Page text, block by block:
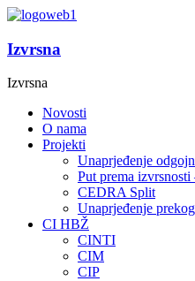
Izvrsna
Izvrsna
Novosti
O nama
Projekti
Unaprjeđenje
Put prema
CEDRA Split
Unaprjeđenje
CI HBŽ
CINTI
CIM
CIP